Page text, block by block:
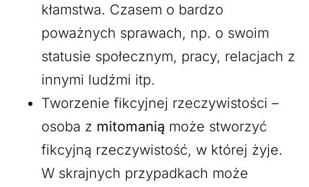
kłamstwa. Czasem o bardzo
poważnych sprawach, np. o swoim
statusie społecznym, pracy, relacjach z
innymi ludźmi itp.
Tworzenie fikcyjnej rzeczywistości –
osoba z mitomanią może stworzyć
fikcyjną rzeczywistość, w której żyje.
W skrajnych przypadkach może